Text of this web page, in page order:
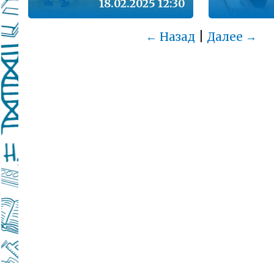
18.02.2025 12:30
← Назад| Далее →